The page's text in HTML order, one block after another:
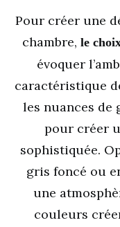
Pour créer une
chambre, le
évoquer
caractéristique
les nuances de
pour créer
sophistiquée.
gris foncé ou
une
couleurs